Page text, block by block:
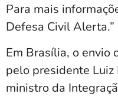
Para mais
Defesa Civil Alerta.”
Em Brasília, o envio
pelo presidente
ministro da